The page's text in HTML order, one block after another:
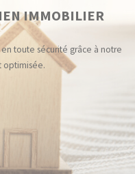
IMMOBILIER
toute sécurité grâce à notre
optimisée.